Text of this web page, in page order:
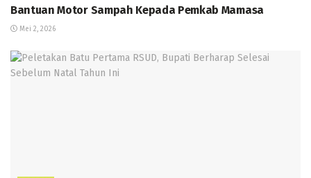
Bantuan Motor Sampah Kepada Pemkab Mamasa
Mei 2, 2026